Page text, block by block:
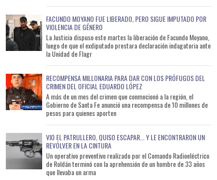
FACUNDO MOYANO FUE LIBERADO, PERO SIGUE IMPUTADO POR
VIOLENCIA DE GÉNERO
La Justicia dispuso este martes la liberación de Facundo Moyano,
luego de que el exdiputado prestara declaración indagatoria ante
la Unidad de Flagr
RECOMPENSA MILLONARIA PARA DAR CON LOS PRÓFUGOS DEL
CRIMEN DEL OFICIAL EDUARDO LÓPEZ
A más de un mes del crimen que conmocionó a la región, el
Gobierno de Santa Fe anunció una recompensa de 10 millones de
pesos para quienes aporten
VIO EL PATRULLERO, QUISO ESCAPAR... Y LE ENCONTRARON UN
REVÓLVER EN LA CINTURA
Un operativo preventivo realizado por el Comando Radioeléctrico
de Roldán terminó con la aprehensión de un hombre de 33 años
que llevaba un arma